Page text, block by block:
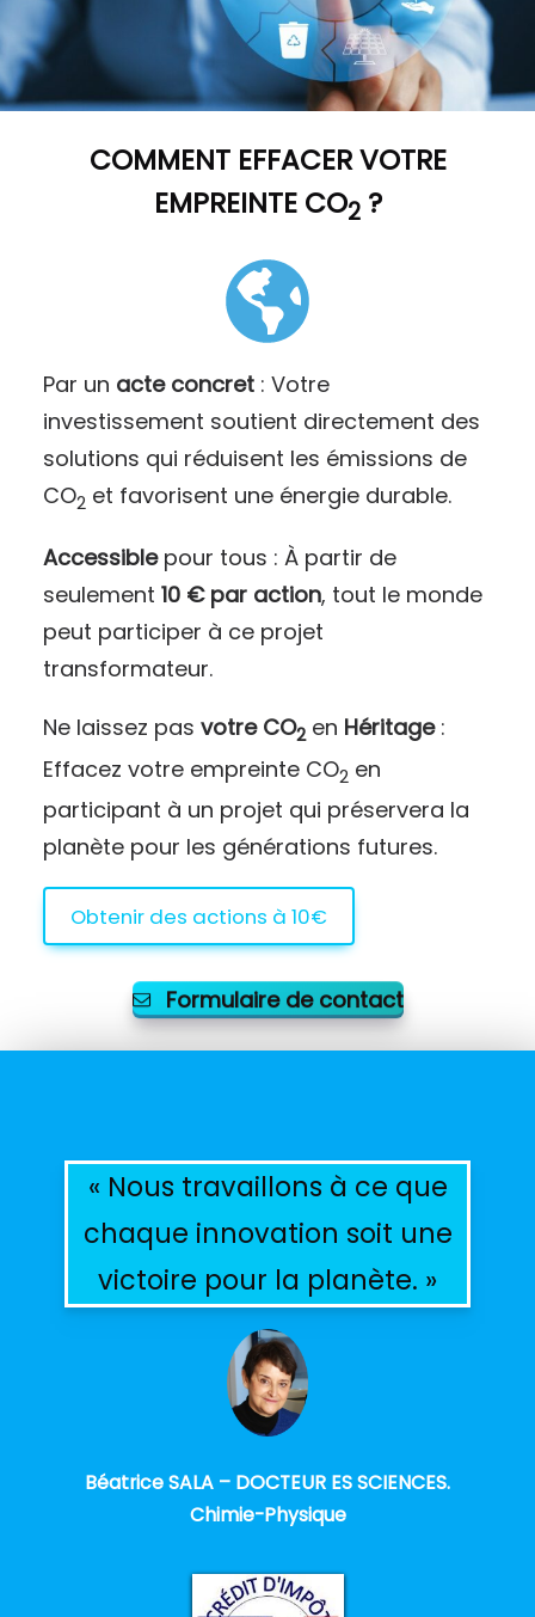
COMMENT EFFACER VOTRE
EMPREINTE CO2?
Par un acte concret: Votre
investissement soutient directement des
solutions qui réduisent les émissions de
CO2 et favorisent une énergie durable.
Accessiblepour tous : À partir de
seulement 10 € par action, tout le monde
peut participer à ce projet
transformateur.
Ne laissez pas votre CO2en Héritage:
Effacez votre empreinte CO2 en
participant à un projet qui préservera la
planète pour les générations futures.
Obtenir des actions à 10€
Formulaire de contact
« Nous travaillons à ce que
chaque innovation soit une
victoire pour la planète. »
Béatrice SALA – DOCTEUR ES SCIENCES.
Chimie-Physique